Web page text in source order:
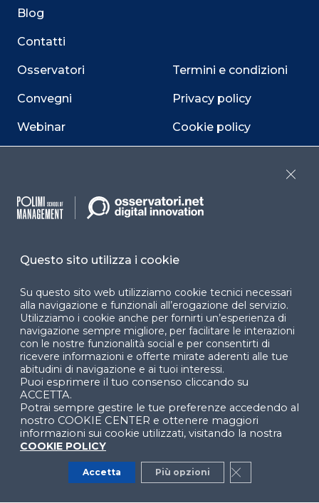
Blog
Contatti
Osservatori
Convegni
Webinar
Termini e condizioni
Privacy policy
Cookie policy
accessibilità
Facebook LinkedIn
YouTube X
© 2024 Copyright © Politecnico di Milano Dipartimento
di Ingegneria Gestionale
Questo sito utilizza i cookie
Su questo sito web utilizziamo cookie tecnici necessari
alla navigazione e funzionali all’erogazione del servizio.
Utilizziamo i cookie anche per fornirti un’esperienza di
navigazione sempre migliore, per facilitare le interazioni
con le nostre funzionalità social e per consentirti di
ricevere informazioni e offerte mirate aderenti alle tue
abitudini di navigazione e ai tuoi interessi.
Puoi esprimere il tuo consenso cliccando su
ACCETTA.
Potrai sempre gestire le tue preferenze accedendo al
nostro COOKIE CENTER e ottenere maggiori
informazioni sui cookie utilizzati, visitando la nostra
COOKIE POLICY
Accetta Più opzioni Close GDPR